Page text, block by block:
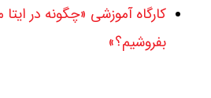
کارگاه آموزشی «چگونه در
بفروشیم؟»